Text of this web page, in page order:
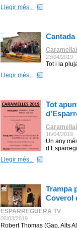
Llegir més...
23/04/2019
Tot i la
Llegir més...
Tot
16/04/2019
Un any
Llegir més...
Trampa
Coverol
ESPARREGUERA TV
06/03/2019
Robert Thomas (Gap, Alts